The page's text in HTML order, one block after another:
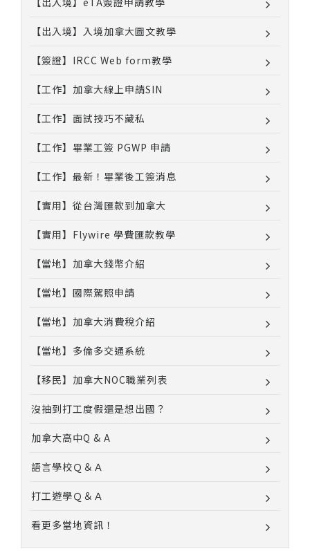
【出入境】入境加拿大圖文教學
【簽證】IRCC Web form教學
【工作】加拿大線上申請SIN
【工作】面試技巧不藏私
【工作】畢業工簽 PGWP 申請
【工作】最新！畢業後工簽消息
【實用】從台灣匯款到加拿大
【實用】Flywire 學費匯款教學
【當地】加拿大錢幣介紹
【當地】國際駕照申請
【當地】加拿大消費稅介紹
【當地】多倫多交通系統
【移民】加拿大NOC職業列表
沒抽到打工度假還是想出國？
加拿大高中Q & A
語言學校Ｑ＆Ａ
打工遊學Ｑ＆Ａ
看更多當地資訊！